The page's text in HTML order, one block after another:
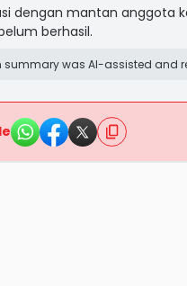
dengan mantan anggota
berhasil.
summary was AI-assisted and